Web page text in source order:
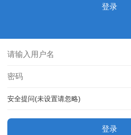
登录
安全提问(未设置请忽略)
登录